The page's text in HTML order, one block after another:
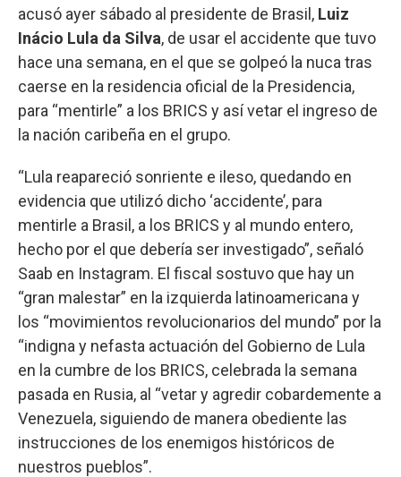
acusó ayer sábado al presidente de Brasil, Luiz
Inácio Lula da Silva, de usar el accidente que tuvo
hace una semana, en el que se golpeó la nuca tras
caerse en la residencia oficial de la Presidencia,
para “mentirle” a los BRICS y así vetar el ingreso de
la nación caribeña en el grupo.
“Lula reapareció sonriente e ileso, quedando en
evidencia que utilizó dicho ‘accidente’, para
mentirle a Brasil, a los BRICS y al mundo entero,
hecho por el que debería ser investigado”, señaló
Saab en Instagram. El fiscal sostuvo que hay un
“gran malestar” en la izquierda latinoamericana y
los “movimientos revolucionarios del mundo” por la
“indigna y nefasta actuación del Gobierno de Lula
en la cumbre de los BRICS, celebrada la semana
pasada en Rusia, al “vetar y agredir cobardemente a
Venezuela, siguiendo de manera obediente las
instrucciones de los enemigos históricos de
nuestros pueblos”.